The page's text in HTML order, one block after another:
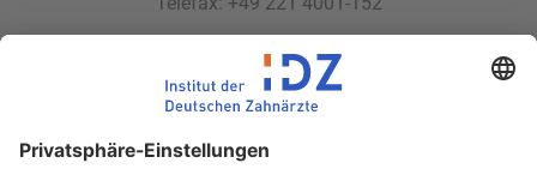
idz(at)idz.institute
Web: www.idz.institute